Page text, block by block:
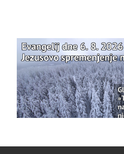
Photo
View on Facebook · Share
Bazilika Matere
status.
1 years ago
When this happens, it's